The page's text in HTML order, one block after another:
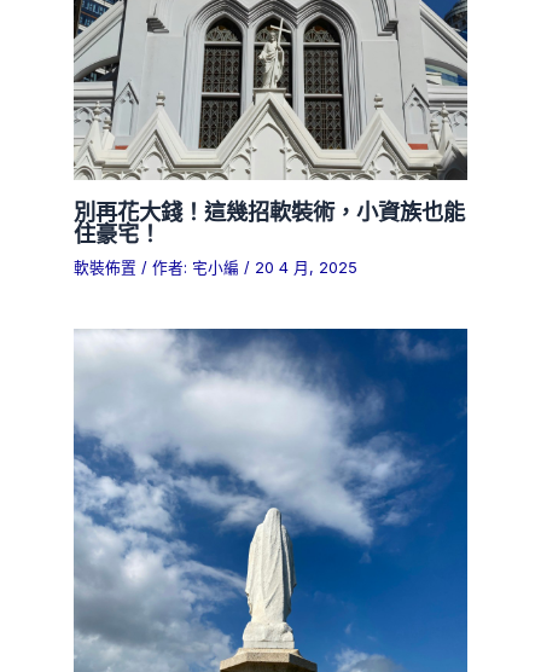
別再花大錢！這幾招軟裝術，小資族也能
住豪宅！
軟裝佈置 / 作者: 宅小編 / 20 4 月, 2025